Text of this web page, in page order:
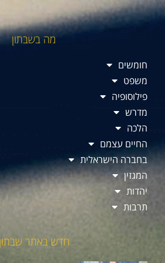
מה בשבתון
חומשים
משפט
פילוסופיה
מדרש
הלכה
החיים עצמם
בחברה הישראלית
המגזין
יהדות
תרבות
חדש באתר שבתון